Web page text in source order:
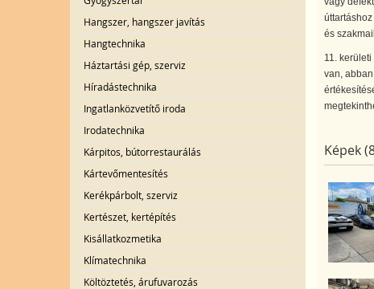
Hangszer, hangszer javítás
Hangtechnika
Háztartási gép, szerviz
Híradástechnika
Ingatlanközvetítő iroda
Irodatechnika
Kárpitos, bútorrestaurálás
Kártevőmentesítés
Kerékpárbolt, szerviz
Kertészet, kertépítés
Kisállatkozmetika
Klímatechnika
Költöztetés, árufuvarozás
és
11.
van,
Képek